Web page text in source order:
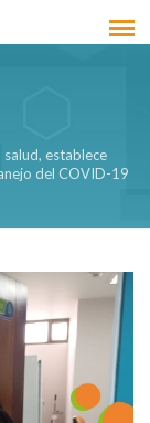
establece
del COVID-19